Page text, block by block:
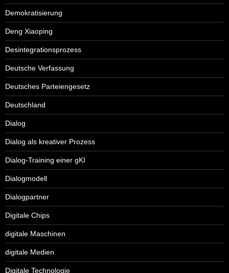
Demokratisierung
Deng Xiaoping
Desintegrationsprozess
Deutsche Verfassung
Deutsches Parteiengesetz
Deutschland
Dialog
Dialog als kreativer Prozess
Dialog-Training einer gKI
Dialogmodell
Dialogpartner
Digitale Chips
digitale Maschinen
digitale Medien
Digitale Technologie